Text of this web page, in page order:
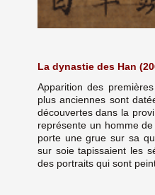
La dynastie des Han
Apparition des
plus anciennes sont
découvertes dans la
représente un homme
porte une grue sur sa
sur soie tapissaient les
des portraits qui sont